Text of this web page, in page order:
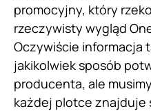
promocyjny, który
rzeczywisty wygląd
Oczywiście informacja
jakikolwiek sposób
producenta, ale
każdej plotce znajduje